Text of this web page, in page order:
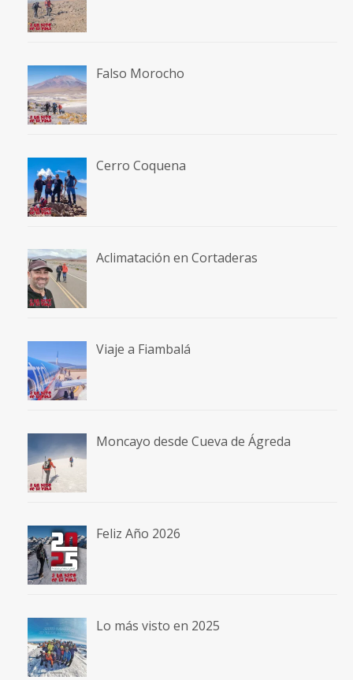
Falso Morocho
Cerro Coquena
Aclimatación en Cortaderas
Viaje a Fiambalá
Moncayo desde Cueva de Ágreda
Feliz Año 2026
Lo más visto en 2025